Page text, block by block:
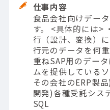
仕事内容
食品会社向けデー
す。 <具体的には>
行（設計、変換）
行元のデータを何
重ねSAP用のデー
ムを提供している
その会社のERP製
開発)各種受託シス
SQL